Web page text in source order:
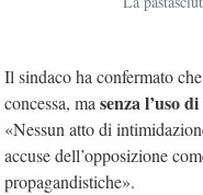
Il sindaco ha confermato
concessa, masenza l’uso
«Nessun atto di
accuse dell’opposizione
propagandistiche».